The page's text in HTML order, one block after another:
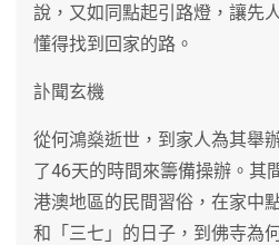
說，又如同點起引路燈，讓先
懂得找到回家的路。
訃聞玄機
從何鴻燊逝世，到家人為其舉
了46天的時間來籌備操辦。其
港澳地區的民間習俗，在家中
和「三七」的日子，到佛寺為